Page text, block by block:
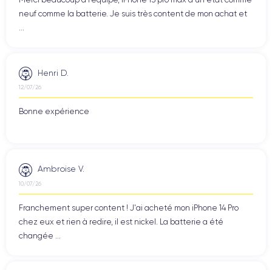
neuf comme la batterie. Je suis très content de mon achat et
Henri D.
12/07/26
Bonne expérience
Ambroise V.
10/07/26
Franchement super content ! J'ai acheté mon iPhone 14 Pro
chez eux et rien à redire, il est nickel. La batterie a été
changée ...